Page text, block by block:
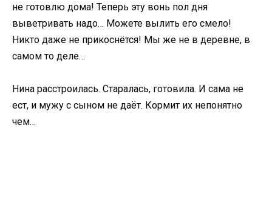
не готовлю дома! Теперь эту вонь пол дня
выветривать надо… Можете вылить его смело!
Никто даже не прикоснётся! Мы же не в деревне, в
самом то деле…
Нина расстроилась. Старалась, готовила. И сама не
ест, и мужу с сыном не даёт. Кормит их непонятно
чем…